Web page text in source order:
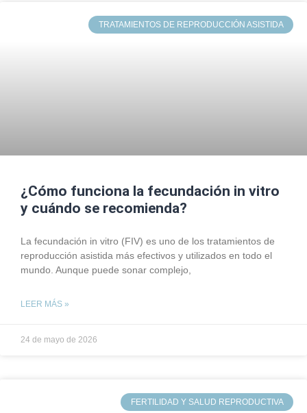
TRATAMIENTOS DE REPRODUCCIÓN ASISTIDA
¿Cómo funciona la fecundación in vitro
y cuándo se recomienda?
La fecundación in vitro (FIV) es uno de los tratamientos de
reproducción asistida más efectivos y utilizados en todo el
mundo. Aunque puede sonar complejo,
LEER MÁS »
24 de mayo de 2026
FERTILIDAD Y SALUD REPRODUCTIVA